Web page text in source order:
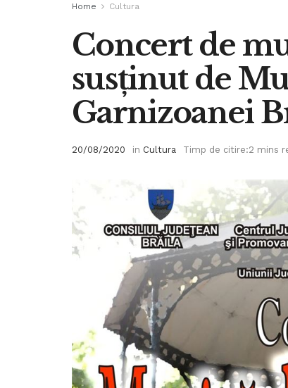
Home Cultura
Concert de
susţinut de
Garnizoanei
20/08/2020 in Cultura Timp de citire:2 mins